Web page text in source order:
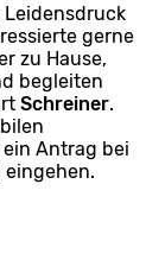
gerne
zu Hause,
begleiten
Schreiner.
Antrag bei